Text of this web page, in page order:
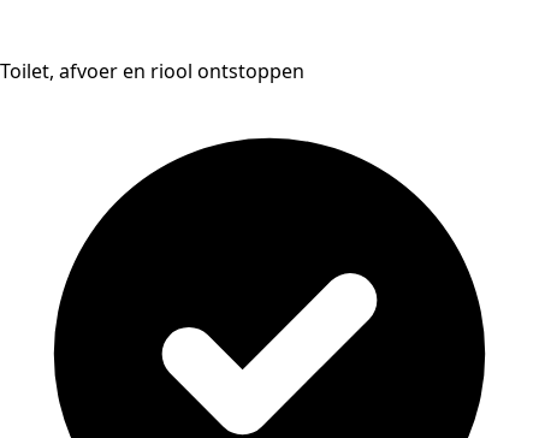
Toilet, afvoer en riool ontstoppen